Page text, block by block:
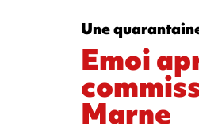
Une
Emoi
Marne